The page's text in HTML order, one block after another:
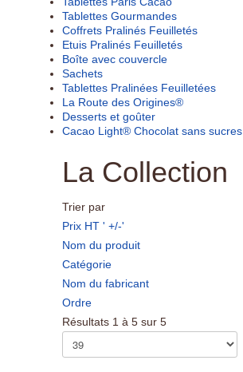
Tablettes Gourmandes
Coffrets Pralinés Feuilletés
Etuis Pralinés Feuilletés
Boîte avec couvercle
Sachets
Tablettes Pralinées Feuilletées
La Route des Origines®
Desserts et goûter
Cacao Light® Chocolat sans sucres
La Collection
Trier par
Prix HT ' +/-'
Nom du produit
Catégorie
Nom du fabricant
Ordre
Résultats 1 à 5 sur 5